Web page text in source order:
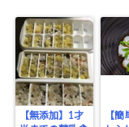
【無添加】1才
【簡